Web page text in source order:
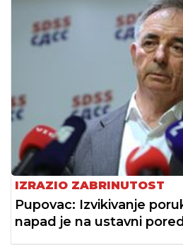
IZRAZIO ZABRINUTOST
Pupovac: Izvikivanje
napad je na ustavni